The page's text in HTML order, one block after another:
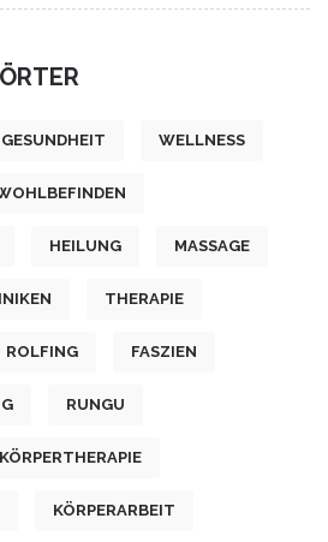
GESUNDHEIT WELLNESS
HEILUNG MASSAGE
THERAPIE
ROLFING FASZIEN
RUNGU
KÖRPERTHERAPIE
KÖRPERARBEIT